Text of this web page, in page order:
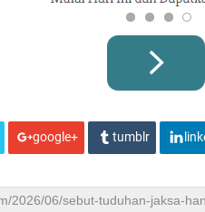
google+ tumblr